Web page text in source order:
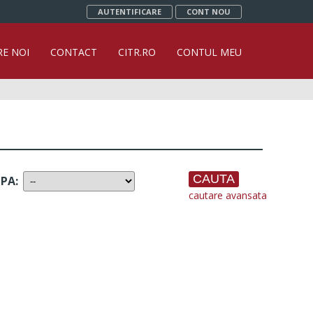
AUTENTIFICARE CONT NOU
NOI CONTACT CITR.RO CONTUL MEU
:
cautare avansata